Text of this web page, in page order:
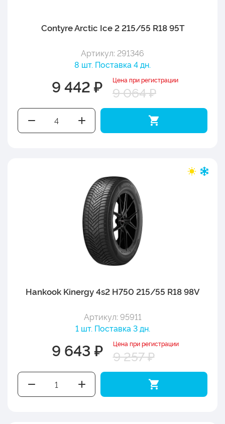
Contyre Arctic Ice 2 215/55 R18 95T
Артикул: 291346
8 шт. Поставка 4 дн.
9 442 ₽ Цена при регистрации
9 064 ₽
Hankook Kinergy 4s2 H750 215/55 R18 98V
Артикул: 95911
1 шт. Поставка 3 дн.
9 643 ₽ Цена при регистрации
9 257 ₽